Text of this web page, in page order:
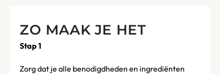
ZO MAAK JE HET
Stap 1
Zorg dat je alle benodigdheden en ingrediënten